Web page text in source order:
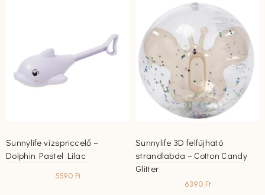
Sunnylife vízspriccelő –
Dolphin Pastel Lilac
5590 Ft
Sunnylife 3D felfújható
strandlabda – Cotton Candy
Glitter
6390 Ft